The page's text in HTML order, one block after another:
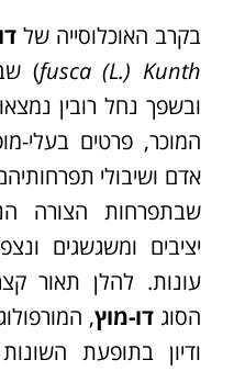
בקרב האוכלוסייה של
fusca (L.) Kunth
)
ובשפך נחל רובין
המוכר, פרטים בעלי-
שבתפרחות הצורה
יציבים ומשגשגים
עונות. להלן תאור
הסוגדו-מוץ,
ודיון בתופעת